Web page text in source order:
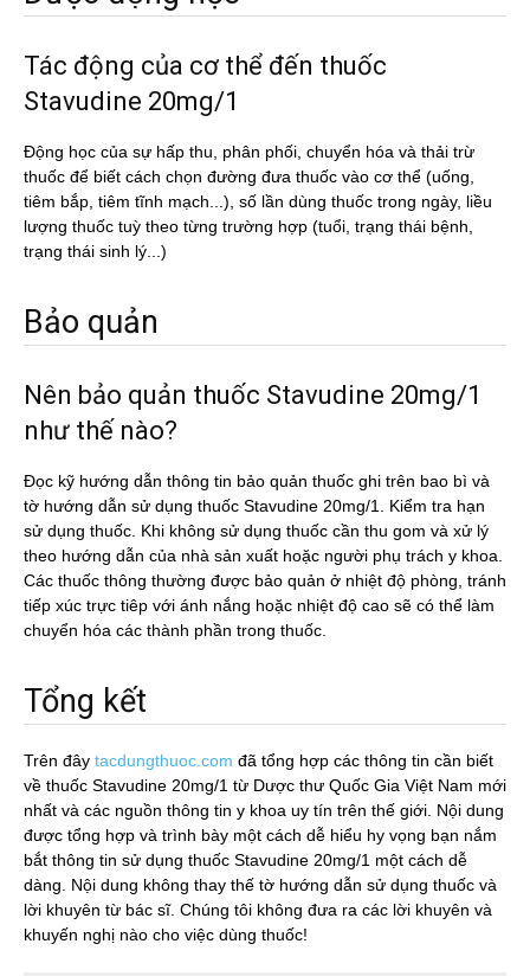
Tác động của cơ thể đến thuốc
Stavudine 20mg/1
Động học của sự hấp thu, phân phối, chuyển hóa và thải trừ
thuốc để biết cách chọn đường đưa thuốc vào cơ thể (uống,
tiêm bắp, tiêm tĩnh mạch...), số lần dùng thuốc trong ngày, liều
lượng thuốc tuỳ theo từng trường hợp (tuổi, trạng thái bệnh,
trạng thái sinh lý...)
Bảo quản
Nên bảo quản thuốc Stavudine 20mg/1
như thế nào?
Đọc kỹ hướng dẫn thông tin bảo quản thuốc ghi trên bao bì và
tờ hướng dẫn sử dụng thuốc Stavudine 20mg/1. Kiểm tra hạn
sử dụng thuốc. Khi không sử dụng thuốc cần thu gom và xử lý
theo hướng dẫn của nhà sản xuất hoặc người phụ trách y khoa.
Các thuốc thông thường được bảo quản ở nhiệt độ phòng, tránh
tiếp xúc trực tiêp với ánh nắng hoặc nhiệt độ cao sẽ có thể làm
chuyển hóa các thành phần trong thuốc.
Tổng kết
Trên đây tacdungthuoc.com đã tổng hợp các thông tin cần biết
về thuốc Stavudine 20mg/1 từ Dược thư Quốc Gia Việt Nam mới
nhất và các nguồn thông tin y khoa uy tín trên thế giới. Nội dung
được tổng hợp và trình bày một cách dễ hiểu hy vọng bạn nắm
bắt thông tin sử dụng thuốc Stavudine 20mg/1 một cách dễ
dàng. Nội dung không thay thế tờ hướng dẫn sử dụng thuốc và
lời khuyên từ bác sĩ. Chúng tôi không đưa ra các lời khuyên và
khuyến nghị nào cho việc dùng thuốc!